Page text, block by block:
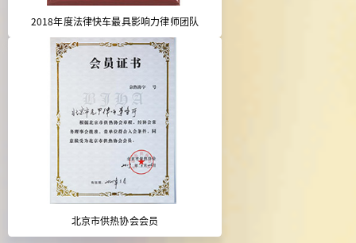
2018年度法律快车最具影响力律师团队
北京市供热协会会员